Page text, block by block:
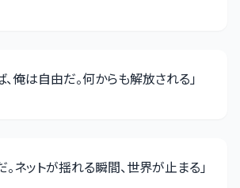
、俺は自由だ。何からも解放される」
ネットが揺れる瞬間、世界が止まる」